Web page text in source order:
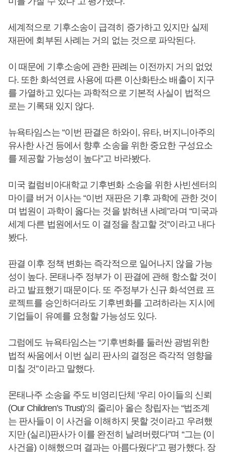
세계적으로 기후소송이 급격히 증가하고 있지만 실제
재판에 회부된 사례는 거의 없는 것으로 파악된다.
이 때문에 기후소송에 관한 판례는 이전까지 거의 없었
다. 또한 화석연료 사용에 따른 이산화탄소 배출이 지구
를 가열하고 있다는 과학적으로 기본적 사실이 법적으
로는 기록돼 있지 않다.
뉴욕타임스는 “이번 판결은 하와이, 유타, 버지니아주의
유사한 사건 등에서 향후 소송을 위한 중요한 구성요소
를 제공할 가능성이 높다”고 바라봤다.
미국 컬럼비아대학교 기후변화 소송을 위한 사빈센터의
마이클 버거 이사는 “이번 재판은 기후 과학에 관한 것이
며 법원이 과학이 옳다는 것을 밝혀낸 사례”라며 “미국과
세계 다른 법원에서도 이 결정을 참고할 것”이라고 내다
봤다.
판결 이후 정책 변화는 즉각적으로 일어나지 않을 가능
성이 높다. 몬태나주 정부가 이 판결에 관해 항소할 것이
라고 발표했기 때문이다. 또 주정부가 신규 화석연료 프
로젝트를 승인하더라도 기후변화를 고려하라는 지시에
기업들이 유예를 요청할 가능성도 있다.
그럼에도 뉴욕타임스는 “기후변화를 둘러싼 광범위한
법적 싸움에서 이번 실리 판사의 결정은 즉각적 영향을
미칠 것”이라고 말했다.
몬태나주 소송을 주도 비영리단체 ‘우리 아이들의 신뢰
(Our Children’s Trust)’의 줄리아 올슨 창립자는 “법조계
는 판사들이 이 사건을 이해하지 못할 것이라고 우려했
지만 (실리)판사가 이를 완전히 날려버렸다”며 “그는 (이
사건을) 이해했으며 결과는 아름다웠다”고 평가했다. 장